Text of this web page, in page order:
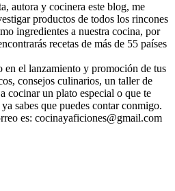
autora y cocinera este blog, me
productos de todos los rincones
ingredientes a nuestra cocina, por
recetas de más de 55 países
en el lanzamiento y promoción de tus
consejos culinarios, un taller de
cocinar un plato especial o que te
sabes que puedes contar conmigo.
es: cocinayaficiones@gmail.com